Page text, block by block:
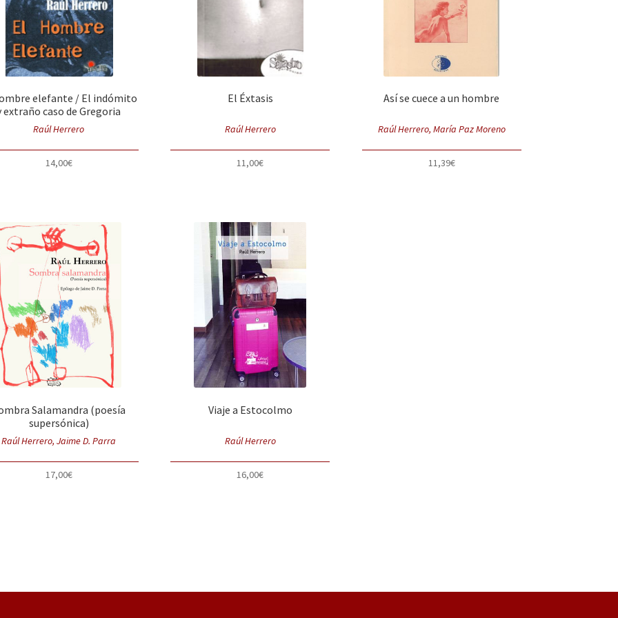
elefante / El indómito
extraño caso de Gregoria
Raúl Herrero
14,00€
El Éxtasis
Raúl Herrero
11,00€
Así se cuece a un hombre
Raúl Herrero, María Paz Moreno
11,39€
Salamandra (poesía
supersónica)
Raúl Herrero, Jaime D. Parra
17,00€
Viaje a Estocolmo
Raúl Herrero
16,00€